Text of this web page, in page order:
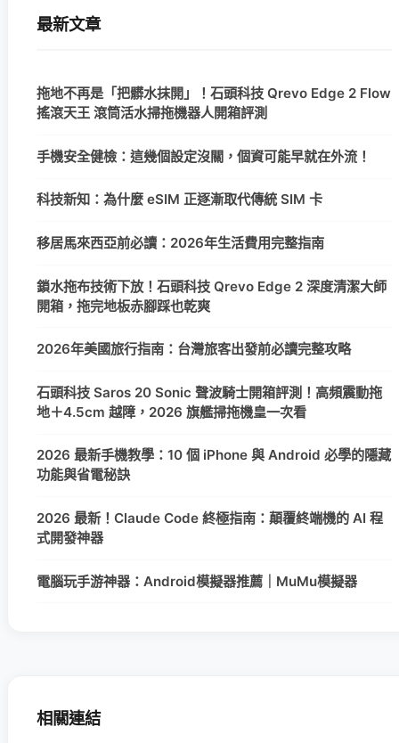
最新文章
拖地不再是「把髒水抹開」！石頭科技 Qrevo Edge 2 Flow
搖滾天王 滾筒活水掃拖機器人開箱評測
手機安全健檢：這幾個設定沒關，個資可能早就在外流！
科技新知：為什麼 eSIM 正逐漸取代傳統 SIM 卡
移居馬來西亞前必讀：2026年生活費用完整指南
鎖水拖布技術下放！石頭科技 Qrevo Edge 2 深度清潔大師
開箱，拖完地板赤腳踩也乾爽
2026年美國旅行指南：台灣旅客出發前必讀完整攻略
石頭科技 Saros 20 Sonic 聲波騎士開箱評測！高頻震動拖
地＋4.5cm 越障，2026 旗艦掃拖機皇一次看
2026 最新手機教學：10 個 iPhone 與 Android 必學的隱藏
功能與省電秘訣
2026 最新！Claude Code 終極指南：顛覆終端機的 AI 程
式開發神器
電腦玩手游神器：Android模擬器推薦｜MuMu模擬器
相關連結